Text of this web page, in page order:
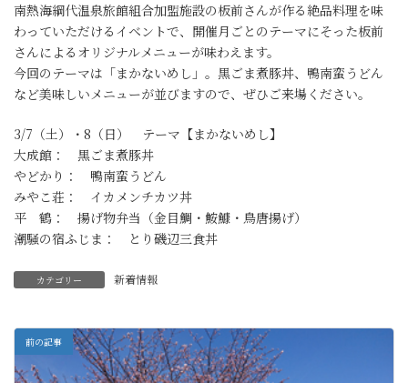
南熱海綱代温泉旅館組合加盟施設の板前さんが作る絶品料理を味
わっていただけるイベントで、開催月ごとのテーマにそった板前
さんによるオリジナルメニューが味わえます。
今回のテーマは「まかないめし」。黒ごま煮豚丼、鴨南蛮うどん
など美味しいメニューが並びますので、ぜひご来場ください。
3/7（土）・8（日） テーマ【まかないめし】
大成館： 黒ごま煮豚丼
やどかり： 鴨南蛮うどん
みやこ荘： イカメンチカツ丼
平 鶴： 揚げ物弁当（金目鯛・鮟鱇・鳥唐揚げ）
潮騒の宿ふじま： とり磯辺三食丼
カテゴリー 新着情報
前の記事